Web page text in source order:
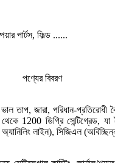
পার্টস, ফিল্ড ......
পণ্যের বিবরণ
তাপ, জারা, পরিধান-প্রতিরোধী
1200 ডিগ্রি সেন্টিগ্রেড,
লাইন), সিজিএল